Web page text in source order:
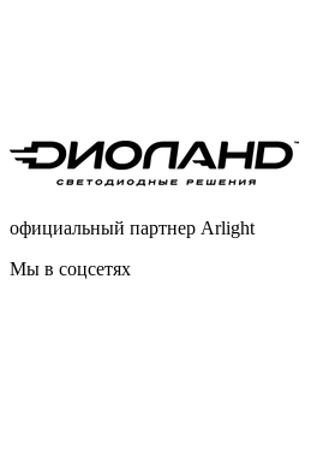
официальный партнер Arlight
Мы в соцсетях